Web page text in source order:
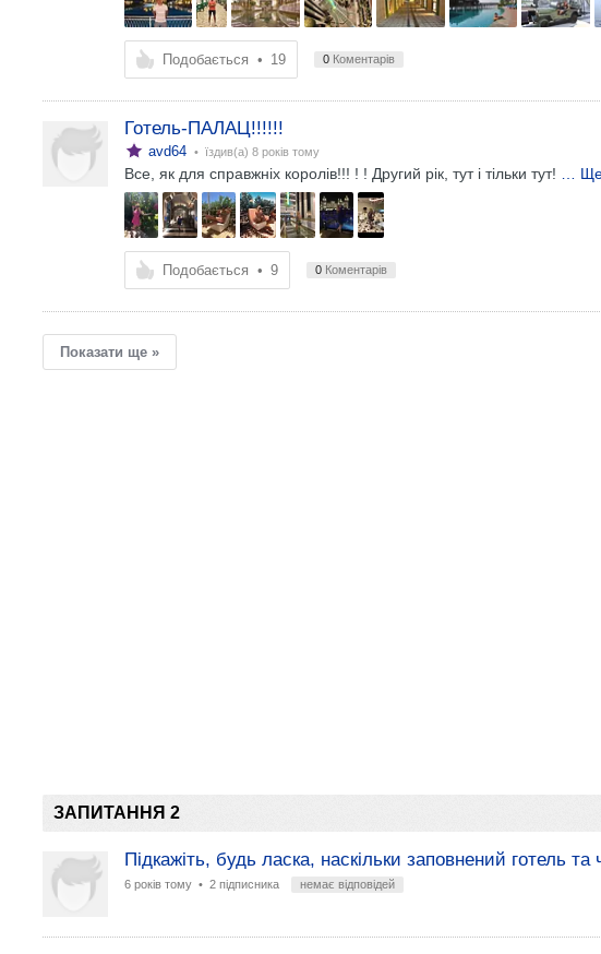
Подобається • 19 0Коментарів
Готель-ПАЛАЦ!!!!!!
avd64 • їздив(а) 8 років тому
Все, як для справжніх королів!!! ! ! Другий рік, тут і тільки тут! …
Подобається • 9 0Коментарів
Показати ще »
ЗАПИТАННЯ 2
Підкажіть, будь ласка, наскільки заповнений готель
6 років тому • 2 підписника немає відповідей